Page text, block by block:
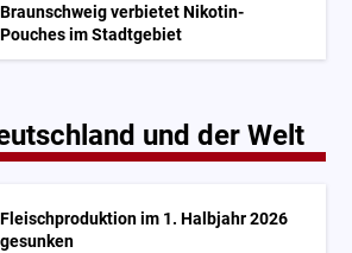
Braunschweig verbietet Nikotin-
Pouches im Stadtgebiet
und der Welt
Fleischproduktion im 1. Halbjahr 2026
gesunken